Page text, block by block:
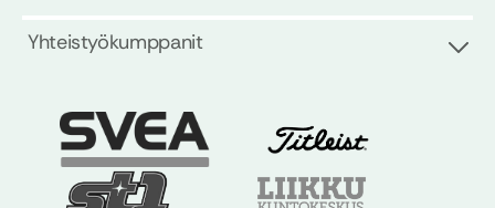
Yhteistyökumppanit